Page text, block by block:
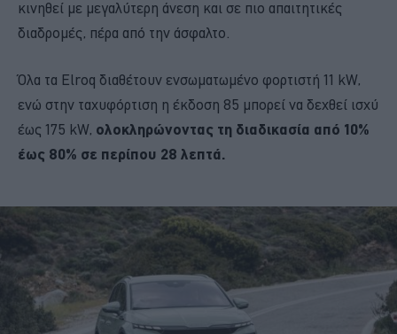
κινηθεί με μεγαλύτερη άνεση και σε πιο απαιτητικές
διαδρομές, πέρα από την άσφαλτο.
Όλα τα Elroq διαθέτουν ενσωματωμένο φορτιστή 11 kW,
ενώ στην ταχυφόρτιση η έκδοση 85 μπορεί να δεχθεί ισχύ
έως 175 kW, ολοκληρώνοντας τη διαδικασία από 10%
έως 80% σε περίπου 28 λεπτά.